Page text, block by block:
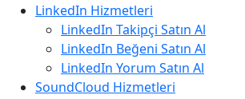
LinkedIn Hizmetleri
LinkedIn Takipçi Satın Al
LinkedIn Beğeni Satın Al
LinkedIn Yorum Satın Al
SoundCloud Hizmetleri